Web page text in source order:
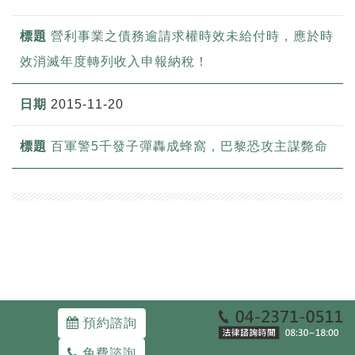
營利事業之債務逾請求權時效未給付時，應於時
效消滅年度轉列收入申報納稅！
2015-11-20
百軍警5千發子彈轟成蜂窩，巴黎恐攻主謀斃命
預約諮詢